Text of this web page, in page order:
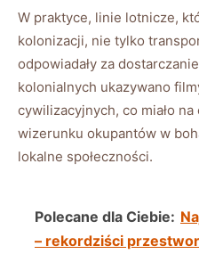
W praktyce, linie lotnicze,
kolonizacji, nie tylko
odpowiadały za
kolonialnych ukazywano
cywilizacyjnych, co miało
wizerunku okupantów w
lokalne społeczności.
Polecane dla Ciebie:
– rekordziści